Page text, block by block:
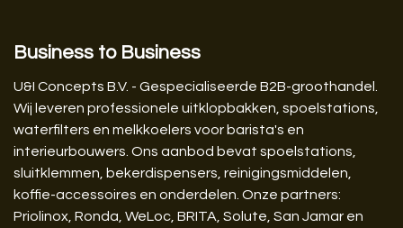
Business to Business
U&I Concepts B.V. - Gespecialiseerde B2B-groothandel.
Wij leveren professionele uitklopbakken, spoelstations,
waterfilters en melkkoelers voor barista's en
interieurbouwers. Ons aanbod bevat spoelstations,
sluitklemmen, bekerdispensers, reinigingsmiddelen,
koffie-accessoires en onderdelen. Onze partners:
Priolinox, Ronda, WeLoc, BRITA, Solute, San Jamar en